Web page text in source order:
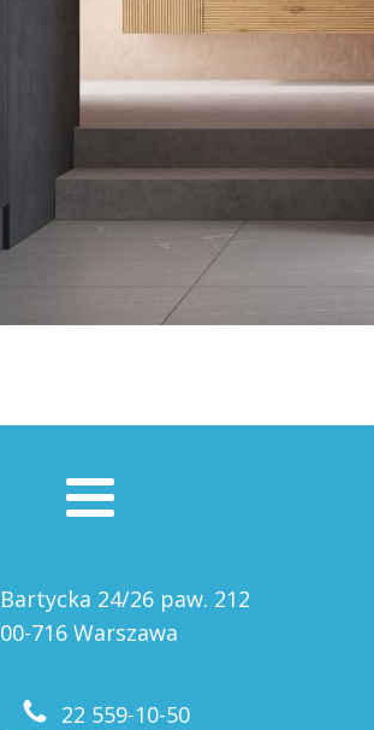
Bartycka 24/26 paw. 212
00-716 Warszawa
22 559-10-50